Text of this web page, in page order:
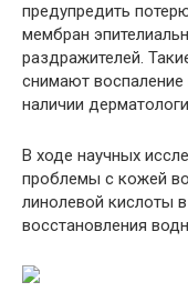
предупредить
мембран
раздражителей.
снимают
наличии
В ходе научных
проблемы с кожей
линолевой кислоты
восстановления